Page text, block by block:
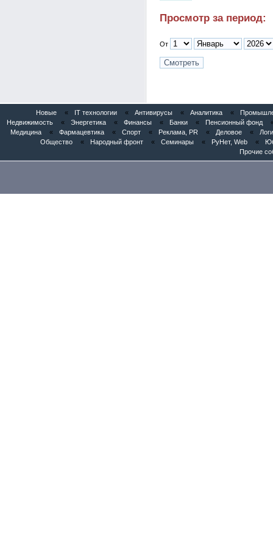
Просмотр за период:
От
Новые « IT технологии « Антивирусы « Аналитика «
Недвижимость
« Энергетика « Финансы « Банки « Пенсионный фонд
Медицина
« Фармацевтика « Спорт « Реклама, PR « Деловое «
Общество
« Народный фронт « Семинары « РуНет, Web «
Прочие